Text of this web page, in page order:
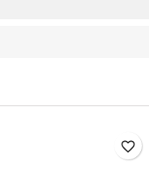
favorite_border